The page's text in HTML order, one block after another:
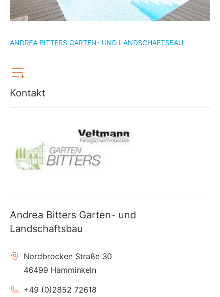
ANDREA BITTERS GARTEN- UND LANDSCHAFTSBAU
Kontakt
Andrea Bitters Garten- und
Landschaftsbau
Nordbrocken Straße 30
46499 Hamminkeln
+49 (0)2852 72618